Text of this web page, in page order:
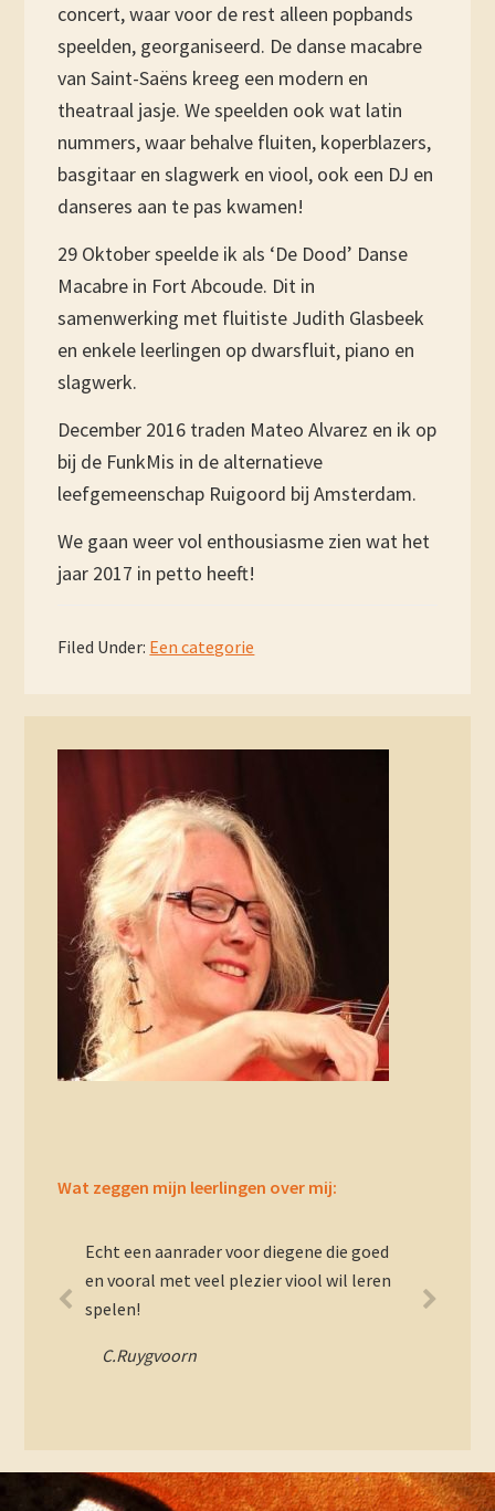
concert, waar voor de rest alleen popbands
speelden, georganiseerd. De danse macabre
van Saint-Saëns kreeg een modern en
theatraal jasje. We speelden ook wat latin
nummers, waar behalve fluiten, koperblazers,
basgitaar en slagwerk en viool, ook een DJ en
danseres aan te pas kwamen!
29 Oktober speelde ik als ‘De Dood’ Danse
Macabre in Fort Abcoude. Dit in
samenwerking met fluitiste Judith Glasbeek
en enkele leerlingen op dwarsfluit, piano en
slagwerk.
December 2016 traden Mateo Alvarez en ik op
bij de FunkMis in de alternatieve
leefgemeenschap Ruigoord bij Amsterdam.
We gaan weer vol enthousiasme zien wat het
jaar 2017 in petto heeft!
Filed Under: Een categorie
Sidebar
Wat zeggen mijn leerlingen over mij:
Echt een aanrader voor diegene die goed
en vooral met veel plezier viool wil leren
spelen!
C.Ruygvoorn